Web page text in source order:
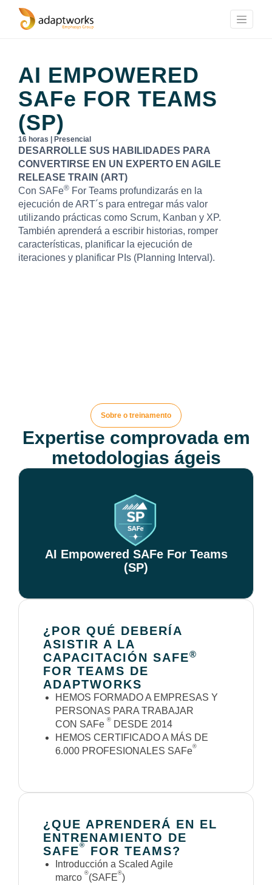
AI EMPOWERED
SAFe FOR TEAMS
(SP)
16 horas | Presencial
DESARROLLE SUS HABILIDADES PARA
CONVERTIRSE EN UN EXPERTO EN AGILE
RELEASE TRAIN (ART)
Con SAFe® For Teams profundizarás en la
ejecución de ART´s para entregar más valor
utilizando prácticas como Scrum, Kanban y XP.
También aprenderá a escribir historias, romper
características, planificar la ejecución de
iteraciones y planificar PIs (Planning Interval).
Sobre o treinamento
Expertise comprovada em
metodologias ágeis
AI Empowered SAFe For Teams
(SP)
¿POR QUÉ DEBERÍA
ASISTIR A LA
CAPACITACIÓN SAFE®
FOR TEAMS DE
ADAPTWORKS
HEMOS FORMADO A EMPRESAS Y
PERSONAS PARA TRABAJAR
CON SAFe ® DESDE 2014
HEMOS CERTIFICADO A MÁS DE
6.000 PROFESIONALES SAFe®
¿QUE APRENDERÁ EN EL
ENTRENAMIENTO DE
SAFE® FOR TEAMS?
Introducción a Scaled Agile
marco ®(SAFE®)